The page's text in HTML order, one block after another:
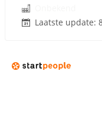
Laatste update: